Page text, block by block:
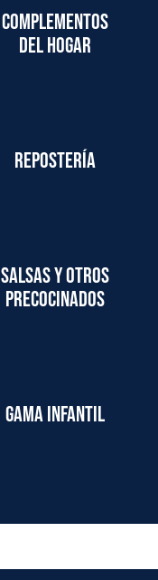
Complementos
del hogar
Repostería
Salsas y otros
precocinados
Gama infantil